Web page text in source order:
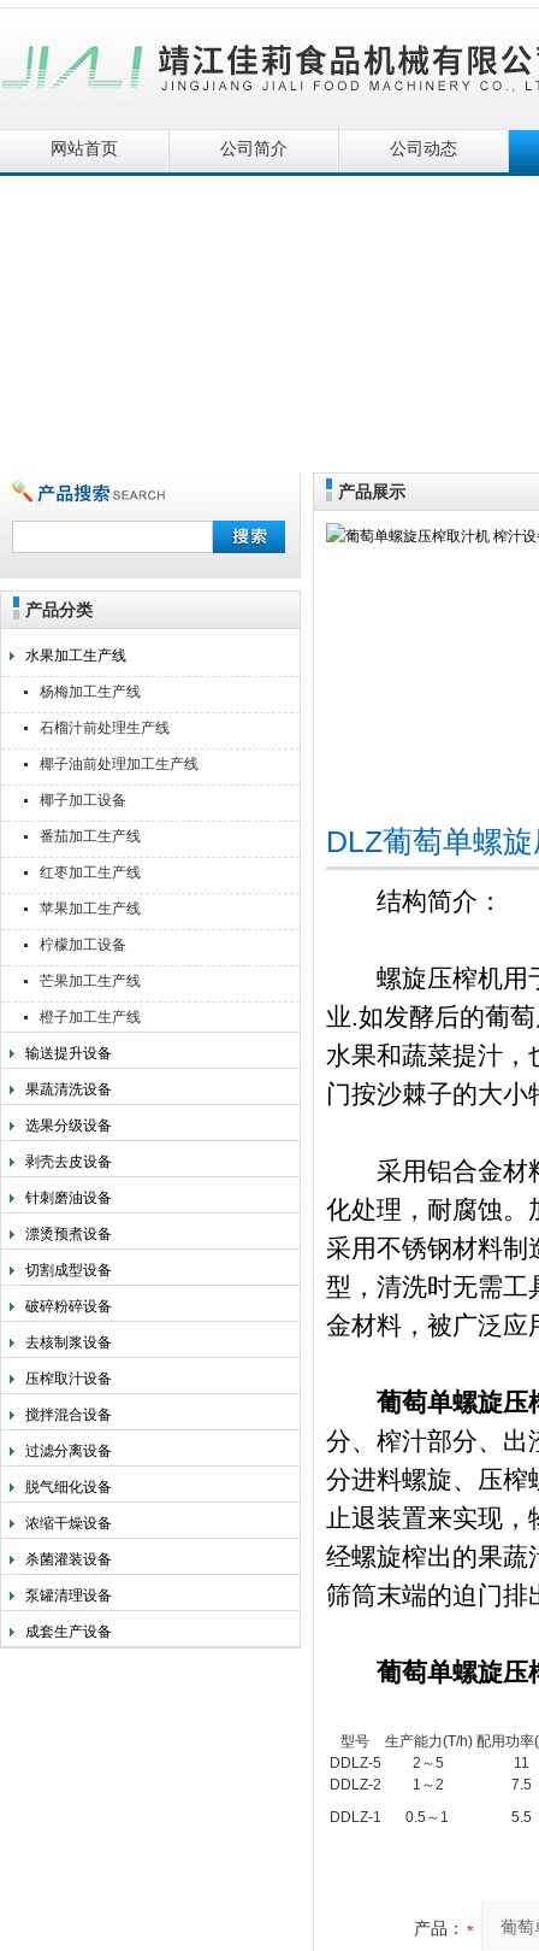
靖江佳莉食品机械有限公司
网站首页 公司简介 公司动态
产品分类
水果加工生产线
杨梅加工生产线
石榴汁前处理生产线
椰子油前处理加工生产线
椰子加工设备
番茄加工生产线
红枣加工生产线
苹果加工生产线
柠檬加工设备
芒果加工生产线
橙子加工生产线
输送提升设备
果蔬清洗设备
选果分级设备
剥壳去皮设备
针刺磨油设备
漂烫预煮设备
切割成型设备
破碎粉碎设备
去核制浆设备
压榨取汁设备
搅拌混合设备
过滤分离设备
脱气细化设备
浓缩干燥设备
杀菌灌装设备
泵罐清理设备
成套生产设备
产品展示
DLZ葡萄单螺
结构简介：
螺旋压榨机用于
业.如发酵后的葡
水果和蔬菜提汁，
门按沙棘子的大小
采用铝合金材料
化处理，耐腐蚀。
采用不锈钢材料制
型，清洗时无需工
金材料，被广泛应
葡萄单螺旋压
分、榨汁部分、出
分进料螺旋、压榨
止退装置来实现，
经螺旋榨出的果蔬
筛筒末端的迫门排
葡萄单螺旋压
型号 生产能力(T/h) 配用功率
DDLZ-5 2 ～5 11
DDLZ-2 1 ～2
7.5
DDLZ-1 0.5 ～ 1 5.5
产品：